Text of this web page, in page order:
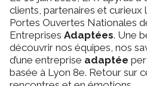
clients, partenaires et curieux
Portes Ouvertes Nationales
Entreprises Adaptées. Une
découvrir nos équipes, nos
d’une entreprise adaptée
basée à Lyon 8e. Retour sur